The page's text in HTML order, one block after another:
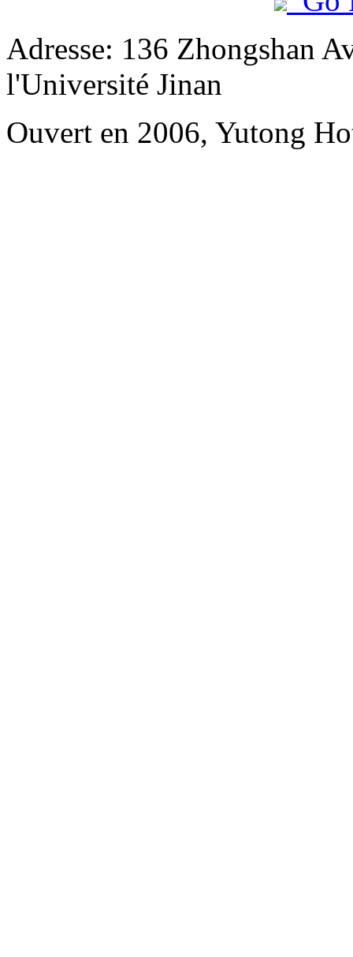
Adresse: 136 Zhongshan
l'Université Jinan
Ouvert en 2006, Yutong